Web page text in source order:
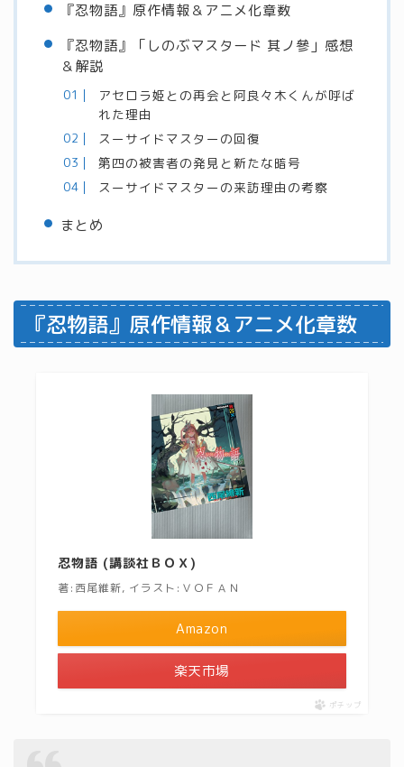
『忍物語』原作情報＆アニメ化章数
『忍物語』「しのぶマスタード 其ノ參」感想
＆解説
アセロラ姫との再会と阿良々木くんが呼ば
れた理由
スーサイドマスターの回復
第四の被害者の発見と新たな暗号
スーサイドマスターの来訪理由の考察
まとめ
『忍物語』原作情報＆アニメ化章数
忍物語 (講談社ＢＯＸ)
著:西尾維新, イラスト:ＶＯＦＡＮ
Amazon
楽天市場
ポチップ